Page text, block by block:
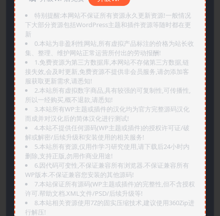
特别提醒:本网站不保证所有资源永久更新资源!一般情况
下大部分资源包括WordPress主题和插件资源等随时都在更
新
0.本站为非盈利性网站,所有虚拟产品标注的价格为站长收
集、整理、维护网站正常运营所付出的劳动报酬!
1.免费资源为第三方数据库,本网站不存储第三方数据,链
接失效,会及时更新,免费资源不提供非会员服务,请勿添加客
服获取更新需求,请悉知!
2.本站所有虚拟数字商品,具有较强的可复制性,可传播性,
所以一经购买,概不退款,请悉知!
3.本站所有WP主题或插件的汉化均为官方完整源码汉化
而成并对汉化后的简体汉化进行测试!
4.本站不提供任何源码(WP主题或插件)的授权许可证/破
解或解密/后续升级和安装使用的相关服务!
5.本站所有资源,仅用作学习研究使用,请下载后24小时内
删除,支持正版,勿用作商业用途!
6.因代码可变性,不保证兼容所有浏览器.不保证兼容所有
WP版本.不保证兼容您安装的其他源码!
7.本站保证所有源码(WP主题或插件)的完整性,但不含授权
许可.帮助文档.XML文件/PSD/后续升级等!
8.本站相关资源使用7Z的固实压缩技术,建议使用360Zip进
行解压!